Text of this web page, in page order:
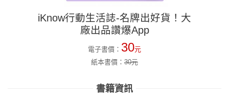
iKnow行動生活誌-名牌出好貨！大
廠出品讚爆App
電子書價： 30元
紙本書價： 30元
書籍資訊